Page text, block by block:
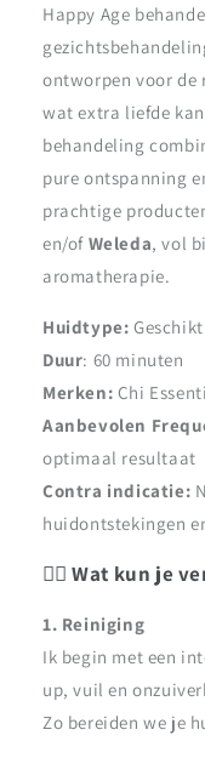
Happy Age
ontworpen voor de
wat extra liefde
behandeling
pure ontspanning
prachtige
en/of Weleda, vol
aromatherapie.
Huidtype:
Duur: 60 minuten
Merken: Chi
Aanbevolen
optimaal resultaat
Contra indicatie:
huidontstekingen
💆‍♀️Wat kun je
1. Reiniging
Ik begin met een
up, vuil en
Zo bereiden we je